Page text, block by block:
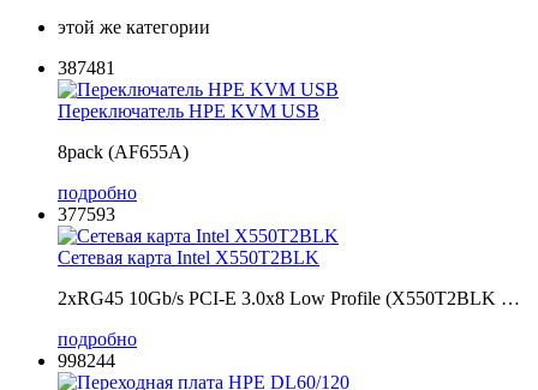
этой же категории
387481
Переключатель HPE KVM USB
8pack (AF655A)
подробно
377593
Сетевая карта Intel X550T2BLK
2xRG45 10Gb/s PCI-E 3.0x8 Low Profile (X550T2BLK …
подробно
998244